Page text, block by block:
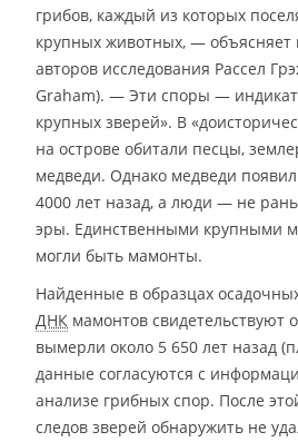
грибов, каждый из которых
крупных животных, — объясняет
авторов исследования Рассел
Graham). — Эти споры —
крупных зверей». В
на острове обитали песцы,
медведи. Однако медведи
4000 лет назад, а люди — не
эры. Единственными крупными
могли быть мамонты.
Найденные в образцах
ДНК мамонтов свидетельствуют
вымерли около 5 650 лет назад
данные согласуются с
анализе грибных спор. После
следов зверей обнаружить не